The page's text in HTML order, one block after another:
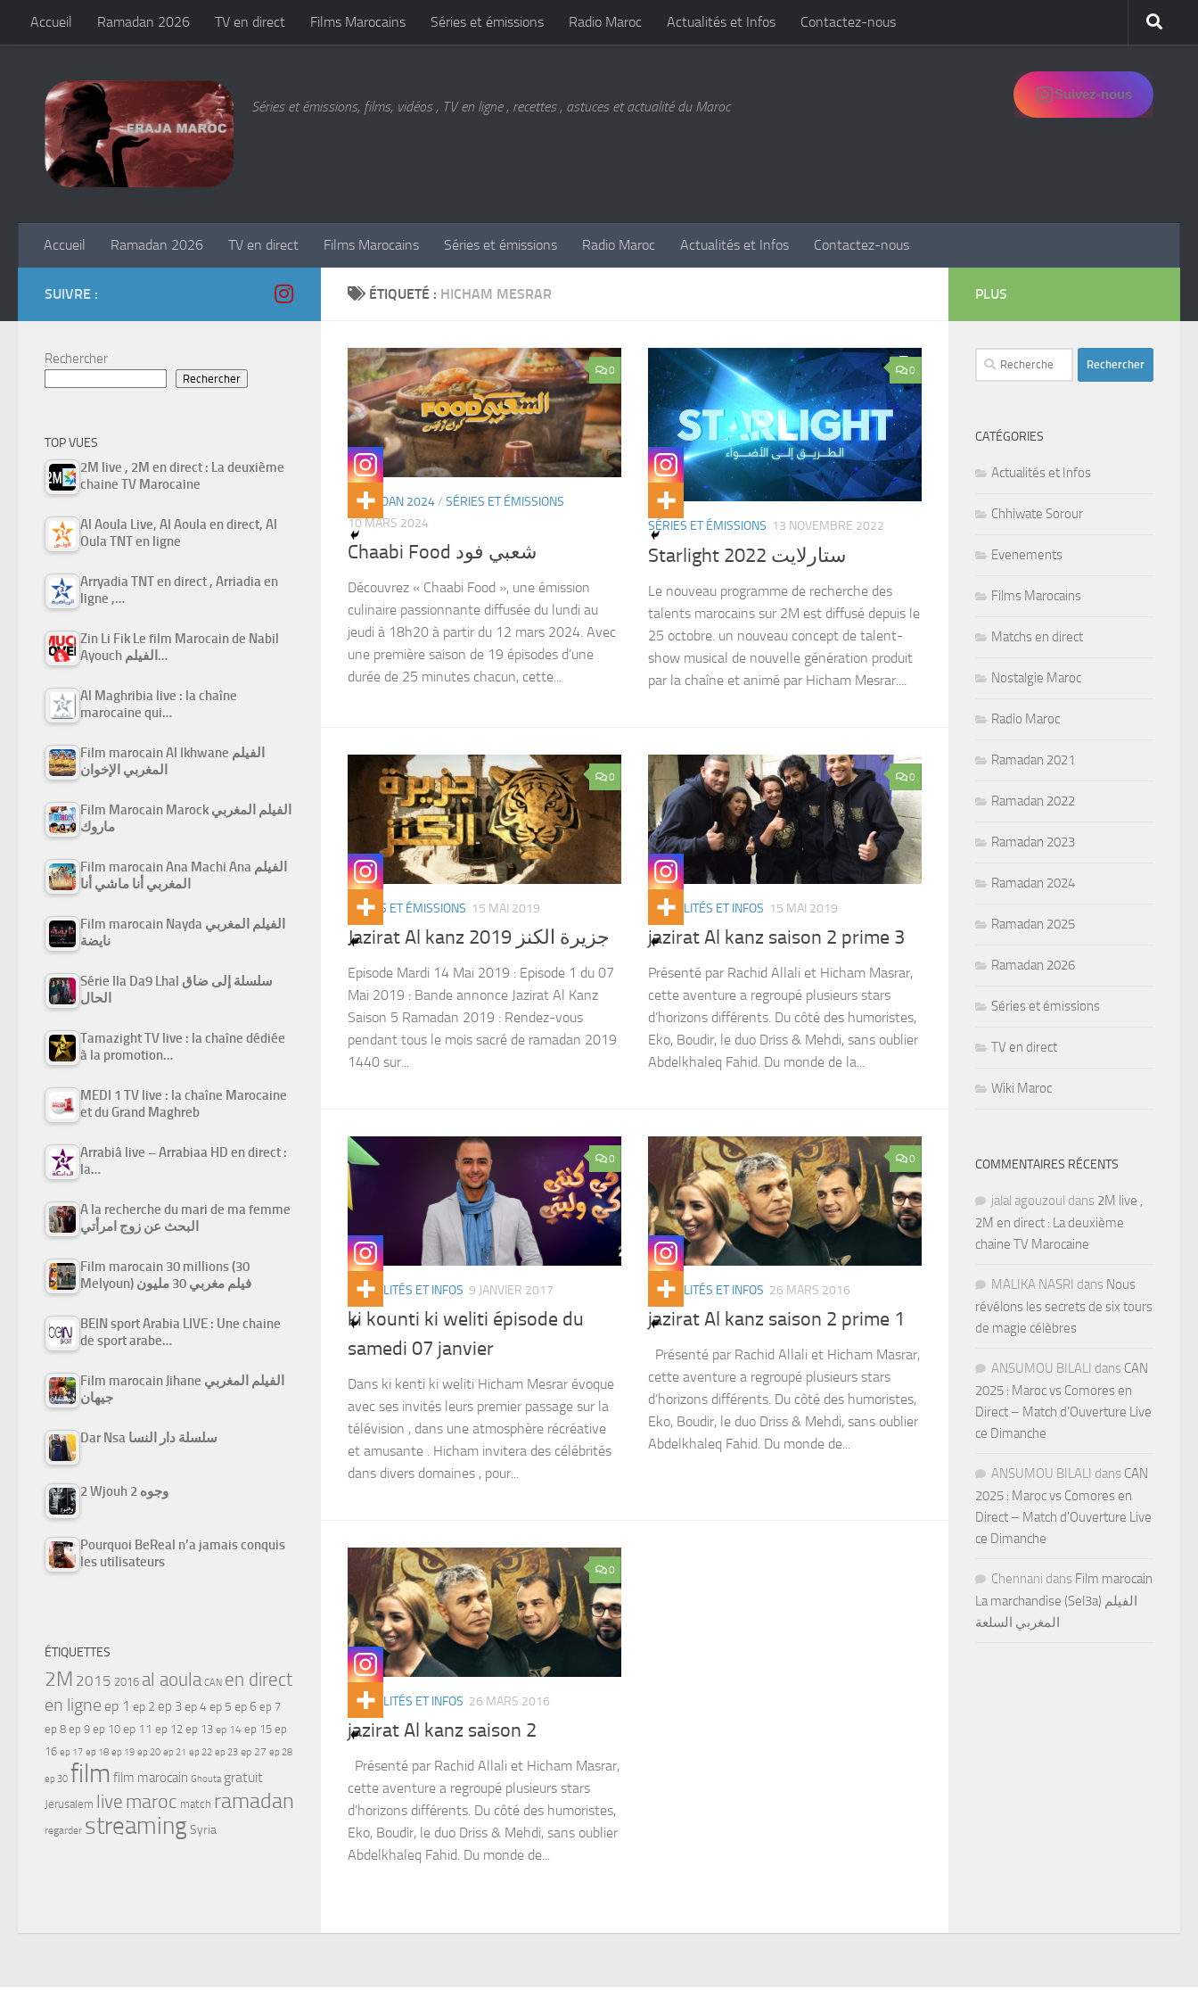
Skip to content
Accueil Ramadan 2026 TV en direct Films Marocains Séries et émissions Radio Maroc Actualités et Infos Contactez-nous
Séries et émissions, films, vidéos , TV en ligne , recettes , astuces et actualité du Maroc
Suivez-nous
Accueil Ramadan 2026 TV en direct Films Marocains Séries et émissions Radio Maroc Actualités et Infos Contactez-nous
ÉTIQUETÉ : HICHAM MESRAR
0
RAMADAN 2024/ SÉRIES ET ÉMISSIONS
10 MARS 2024
Chaabi Food شعبي فود
Découvrez « Chaabi Food », une émission
culinaire passionnante diffusée du lundi au
jeudi à 18h20 à partir du 12 mars 2024. Avec
une première saison de 19 épisodes d’une
durée de 25 minutes chacun, cette...
0
SÉRIES ET ÉMISSIONS 13 NOVEMBRE 2022
Starlight 2022 ستارلايت
Le nouveau programme de recherche des
talents marocains sur 2M est diffusé depuis le
25 octobre. un nouveau concept de talent-
show musical de nouvelle génération produit
par la chaîne et animé par Hicham Mesrar....
0
SÉRIES ET ÉMISSIONS 15 MAI 2019
Jazirat Al kanz 2019 جزيرة الكنز
Episode Mardi 14 Mai 2019 : Episode 1 du 07
Mai 2019 : Bande annonce Jazirat Al Kanz
Saison 5 Ramadan 2019 : Rendez-vous
pendant tous le mois sacré de ramadan 2019
1440 sur...
0
ACTUALITÉS ET INFOS 15 MAI 2019
jazirat Al kanz saison 2 prime 3
Présenté par Rachid Allali et Hicham Masrar,
cette aventure a regroupé plusieurs stars
d’horizons différents. Du côté des humoristes,
Eko, Boudir, le duo Driss & Mehdi, sans oublier
Abdelkhaleq Fahid. Du monde de la...
0
ACTUALITÉS ET INFOS 9 JANVIER 2017
ki kounti ki weliti épisode du
samedi 07 janvier
Dans ki kenti ki weliti Hicham Mesrar évoque
avec ses invités leurs premier passage sur la
télévision , dans une atmosphère récréative
et amusante . Hicham invitera des célébrités
dans divers domaines , pour...
0
ACTUALITÉS ET INFOS 26 MARS 2016
jazirat Al kanz saison 2 prime 1
Présenté par Rachid Allali et Hicham Masrar,
cette aventure a regroupé plusieurs stars
d’horizons différents. Du côté des humoristes,
Eko, Boudir, le duo Driss & Mehdi, sans oublier
Abdelkhaleq Fahid. Du monde de...
0
ACTUALITÉS ET INFOS 26 MARS 2016
jazirat Al kanz saison 2
Présenté par Rachid Allali et Hicham Masrar,
cette aventure a regroupé plusieurs stars
d’horizons différents. Du côté des humoristes,
Eko, Boudir, le duo Driss & Mehdi, sans oublier
Abdelkhaleq Fahid. Du monde de...
SUIVRE :
Rechercher
Rechercher
TOP VUES
2M live , 2M en direct : La deuxième
chaine TV Marocaine
Al Aoula Live, Al Aoula en direct, Al
Oula TNT en ligne
Arryadia TNT en direct , Arriadia en
ligne ,…
Zin Li Fik Le film Marocain de Nabil
Ayouch الفيلم…
Al Maghribia live : la chaîne
marocaine qui…
Film marocain Al Ikhwane الفيلم
المغربي الإخوان
Film Marocain Marock الفيلم المغربي
ماروك
Film marocain Ana Machi Ana الفيلم
المغربي أنا ماشي أنا
Film marocain Nayda الفيلم المغربي
نايضة
Série Ila Da9 Lhal سلسلة إلى ضاق
الحال
Tamazight TV live : la chaîne dédiée
à la promotion…
MEDI 1 TV live : la chaîne Marocaine
et du Grand Maghreb
Arrabiâ live – Arrabiaa HD en direct :
la…
A la recherche du mari de ma femme
البحث عن زوج امرأتي
Film marocain 30 millions (30
Melyoun) فيلم مغربي 30 مليون
BEIN sport Arabia LIVE : Une chaine
de sport arabe…
Film marocain Jihane الفيلم المغربي
جيهان
Dar Nsa سلسلة دار النسا
2 Wjouh 2 وجوه
Pourquoi BeReal n’a jamais conquis
les utilisateurs
ÉTIQUETTES
2M 2015 2016 al aoula CAN en direct
en ligne ep 1 ep 2 ep 3ep 4ep 5 ep 6 ep 7
ep 8 ep 9 ep 10 ep 11 ep 12 ep 13 ep 14 ep 15 ep
16 ep 17 ep 18 ep 19 ep 20 ep 21 ep 22 ep 23 ep 27 ep 28
ep 30 film film marocain Ghouta gratuit
Jerusalem live maroc match ramadan
regarder streamingSyria
PLUS
Rechercher :
CATÉGORIES
Actualités et Infos
Chhiwate Sorour
Evenements
Films Marocains
Matchs en direct
Nostalgie Maroc
Radio Maroc
Ramadan 2021
Ramadan 2022
Ramadan 2023
Ramadan 2024
Ramadan 2025
Ramadan 2026
Séries et émissions
TV en direct
Wiki Maroc
COMMENTAIRES RÉCENTS
jalal agouzoul dans 2M live ,
2M en direct : La deuxième
chaine TV Marocaine
MALIKA NASRI dans Nous
révélons les secrets de six tours
de magie célèbres
ANSUMOU BILALI dans CAN
2025 : Maroc vs Comores en
Direct – Match d’Ouverture Live
ce Dimanche
ANSUMOU BILALI dans CAN
2025 : Maroc vs Comores en
Direct – Match d’Ouverture Live
ce Dimanche
Chennani dans Film marocain
La marchandise (Sel3a) الفيلم
المغربي السلعة